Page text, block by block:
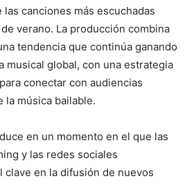
canciones más escuchadas
verano. La producción combina
tendencia que continúa ganando
musical global, con una estrategia
conectar con audiencias
la música bailable.
en un momento en el que las
y las redes sociales
clave en la difusión de nuevos